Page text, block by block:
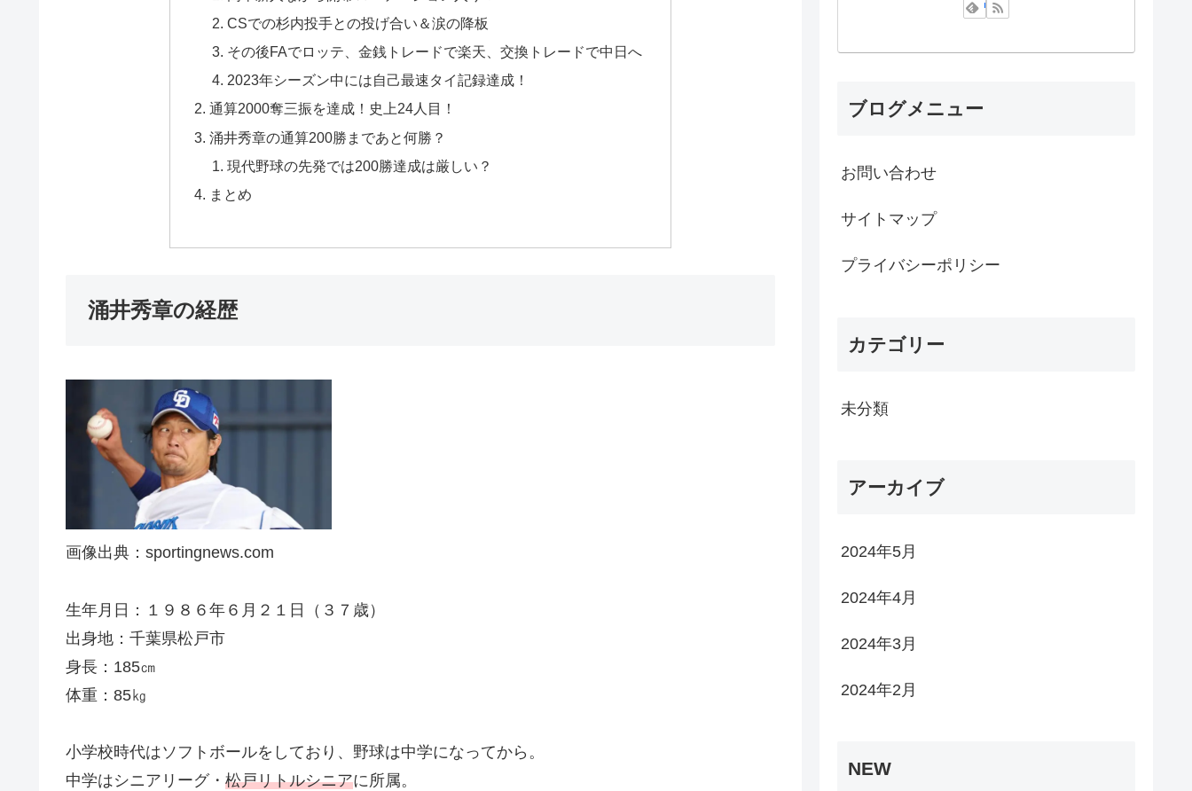
CSでの杉内投手との投げ合い＆涙の降板
その後FAでロッテ、金銭トレードで楽天、交換トレードで中日へ
2023年シーズン中には自己最速タイ記録達成！
通算2000奪三振を達成！史上24人目！
涌井秀章の通算200勝まであと何勝？
現代野球の先発では200勝達成は厳しい？
まとめ
涌井秀章の経歴
画像出典：sportingnews.com
生年月日：１９８６年６月２１日（３７歳）
出身地：千葉県松戸市
身長：185㎝
体重：85㎏
小学校時代はソフトボールをしており、野球は中学になってから。
中学はシニアリーグ・ 松戸リトルシニアに所属。
ブログメニュー
お問い合わせ
サイトマップ
プライバシーポリシー
カテゴリー
未分類
アーカイブ
2024年5月
2024年4月
2024年3月
2024年2月
NEW